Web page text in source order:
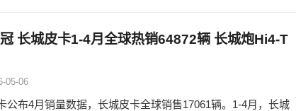
长城皮卡1-4月全球热销64872辆 长城炮Hi4-T
05-06
公布4月销量数据，长城皮卡全球销售17061辆。1-4月，长城